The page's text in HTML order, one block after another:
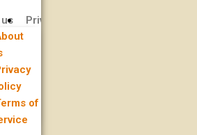
Privacy Policy
of